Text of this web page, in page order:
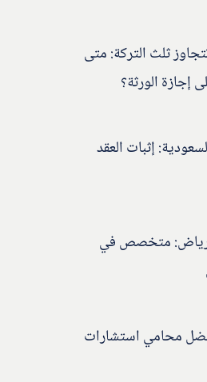
ثلث التركة: متى
إجازة الورثة؟
إثبات العقد
متخصص في
محامي استشارات